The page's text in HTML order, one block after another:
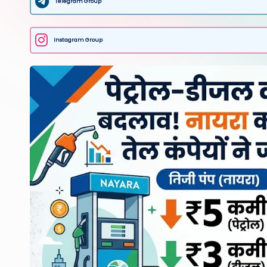
Instagram Group